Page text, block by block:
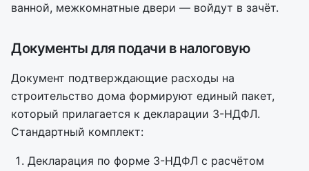
ванной, межкомнатные двери — войдут в зачёт.
Документы для подачи в налоговую
Документ подтверждающие расходы на
строительство дома формируют единый пакет,
который прилагается к декларации 3-НДФЛ.
Стандартный комплект:
Декларация по форме 3-НДФЛ с расчётом